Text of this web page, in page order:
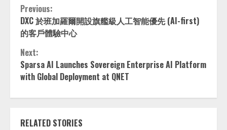
Continue
Reading
Previous:
DXC 於班加羅爾開設旗艦級人工智能優先 (AI-first)
的客戶體驗中心
Next:
Sparsa AI Launches Sovereign Enterprise AI Platform
with Global Deployment at QNET
RELATED STORIES